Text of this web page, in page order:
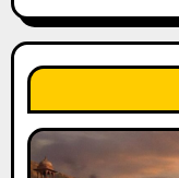
t
i
o
n